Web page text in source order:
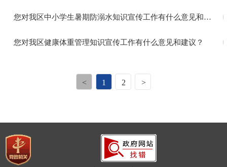
您对我区中小学生暑期防溺水知识宣传工作有什么意见和建议？
您对我区健康体重管理知识宣传工作有什么意见和建议？
< 1 2 >